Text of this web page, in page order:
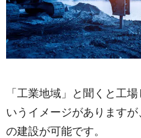
「工業地域」と聞くと工
いうイメージがあります
の建設が可能です。